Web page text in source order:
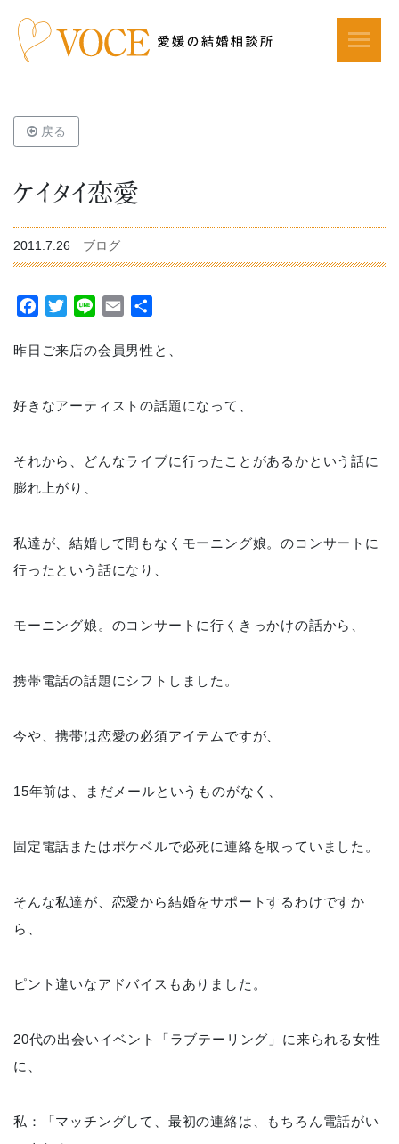
戻る
ケイタイ恋愛
2011.7.26 ブログ
Facebook
TwitterLine Email
昨日ご来店の会員男性と、
好きなアーティストの話題になって、
それから、どんなライブに行ったことがあるかという話に
膨れ上がり、
私達が、結婚して間もなくモーニング娘。のコンサートに
行ったという話になり、
モーニング娘。のコンサートに行くきっかけの話から、
携帯電話の話題にシフトしました。
今や、携帯は恋愛の必須アイテムですが、
15年前は、まだメールというものがなく、
固定電話またはポケベルで必死に連絡を取っていました。
そんな私達が、恋愛から結婚をサポートするわけですか
ら、
ピント違いなアドバイスもありました。
20代の出会いイベント「ラブテーリング」に来られる女性
に、
私：「マッチングして、最初の連絡は、もちろん電話がい